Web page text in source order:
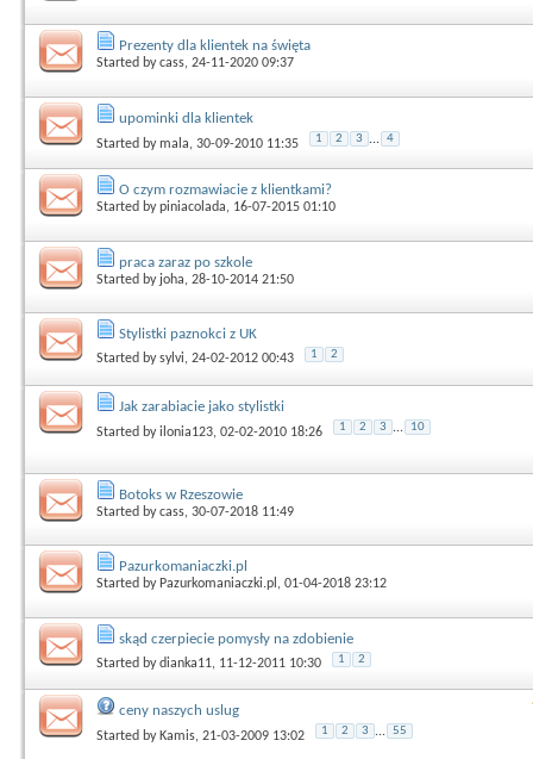
Prezenty dla klientek na święta
Started bycass, 24-11-2020 09:37
upominki dla klientek
Started bymala, 30-09-2010 11:35 1 2 3 ... 4
O czym rozmawiacie z klientkami?
Started bypiniacolada, 16-07-2015 01:10
praca zaraz po szkole
Started by joha, 28-10-2014 21:50
Stylistki paznokci z UK
Started bysylvi, 24-02-2012 00:43 1 2
Jak zarabiacie jako stylistki
Started byilonia123, 02-02-2010 18:26 1 2 3 ... 10
Botoks w Rzeszowie
Started bycass, 30-07-2018 11:49
Pazurkomaniaczki.pl
Started byPazurkomaniaczki.pl, 01-04-2018 23:12
skąd czerpiecie pomysły na zdobienie
Started bydianka11, 11-12-2011 10:30 1 2
ceny naszych uslug
Started by Kamis, 21-03-2009 13:02 1 2 3 ... 55